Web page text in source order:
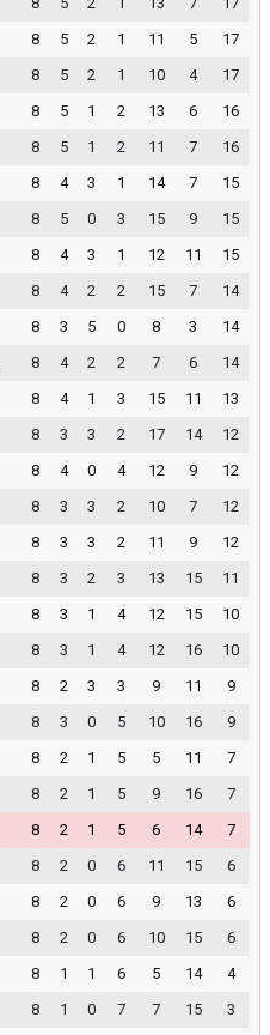
8 5 2 1 11 5
17
8 5 2 1 10 4
17
8 5 1 2 13 6
16
8 5 1 2 11 7
16
8 4 3 1 14 7
15
8 5 0 3 15 9
15
8 4 3 1 12 11
15
8 4 2 2 15 7
14
8 3 5 0 8 3
14
8 4 2 2 7 6
14
8 4 1 3 15 11
13
8 3 3 2 17 14
12
8 4 0 4 12 9
12
8 3 3 2 10 7
12
8 3 3 2 11 9
12
8 3 2 3 13 15
11
8 3 1 4 12 15
10
8 3 1 4 12 16
10
8 2 3 3 9 11
9
8 3 0 5 10 16
9
8 2 1 5 5 11
7
8 2 1 5 9 16
7
8 2 1 5 6 14
7
8 2 0 6 11 15
6
8 2 0 6 9 13
6
8 2 0 6 10 15
6
8 1 1 6 5 14
4
8 1 0 7 7 15
3